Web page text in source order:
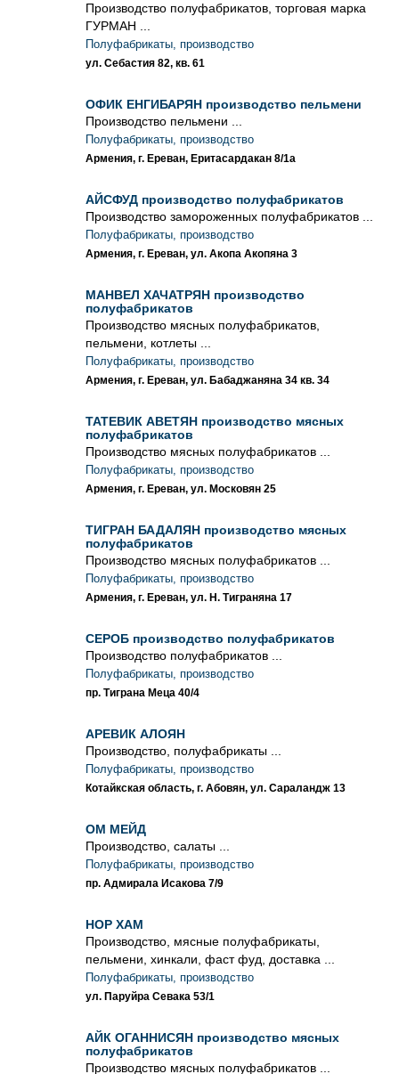
Производство полуфабрикатов, торговая марка
ГУРМАН ...
Полуфабрикаты, производство
ул. Себастия 82, кв. 61
ОФИК ЕНГИБАРЯН производство пельмени
Производство пельмени ...
Полуфабрикаты, производство
Армения, г. Ереван, Еритасардакан 8/1а
АЙСФУД производство полуфабрикатов
Производство замороженных полуфабрикатов ...
Полуфабрикаты, производство
Армения, г. Ереван, ул. Акопа Акопяна 3
МАНВЕЛ ХАЧАТРЯН производство
полуфабрикатов
Производство мясных полуфабрикатов,
пельмени, котлеты ...
Полуфабрикаты, производство
Армения, г. Ереван, ул. Бабаджаняна 34 кв. 34
ТАТЕВИК АВЕТЯН производство мясных
полуфабрикатов
Производство мясных полуфабрикатов ...
Полуфабрикаты, производство
Армения, г. Ереван, ул. Московян 25
ТИГРАН БАДАЛЯН производство мясных
полуфабрикатов
Производство мясных полуфабрикатов ...
Полуфабрикаты, производство
Армения, г. Ереван, ул. Н. Тиграняна 17
СЕРОБ производство полуфабрикатов
Производство полуфабрикатов ...
Полуфабрикаты, производство
пр. Тиграна Меца 40/4
АРЕВИК АЛОЯН
Производство, полуфабрикаты ...
Полуфабрикаты, производство
Котайкская область, г. Абовян, ул. Сараландж 13
ОМ МЕЙД
Производство, салаты ...
Полуфабрикаты, производство
пр. Адмирала Исакова 7/9
НОР ХАМ
Производство, мясные полуфабрикаты,
пельмени, хинкали, фаст фуд, доставка ...
Полуфабрикаты, производство
ул. Паруйра Севака 53/1
АЙК ОГАННИСЯН производство мясных
полуфабрикатов
Производство мясных полуфабрикатов ...